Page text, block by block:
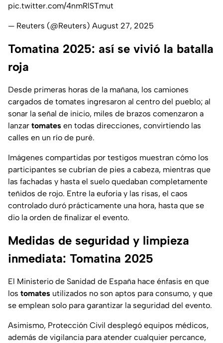
pic.twitter.com/4nmRlSTmut
— Reuters (@Reuters) August 27, 2025
Tomatina 2025: así se vivió la batalla
roja
Desde primeras horas de la mañana, los camiones
cargados de tomates ingresaron al centro del pueblo; al
sonar la señal de inicio, miles de brazos comenzaron a
lanzar tomates en todas direcciones, convirtiendo las
calles en un río de puré.
Imágenes compartidas por testigos muestran cómo los
participantes se cubrían de pies a cabeza, mientras que
las fachadas y hasta el suelo quedaban completamente
teñidos de rojo. Entre la euforia y las risas, el caos
controlado duró prácticamente una hora, hasta que se
dio la orden de finalizar el evento.
Medidas de seguridad y limpieza
inmediata: Tomatina 2025
El Ministerio de Sanidad de España hace énfasis en que
los tomates utilizados no son aptos para consumo, y que
se emplean solo para garantizar la seguridad del evento.
Asimismo, Protección Civil desplegó equipos médicos,
además de vigilancia para atender cualquier percance,